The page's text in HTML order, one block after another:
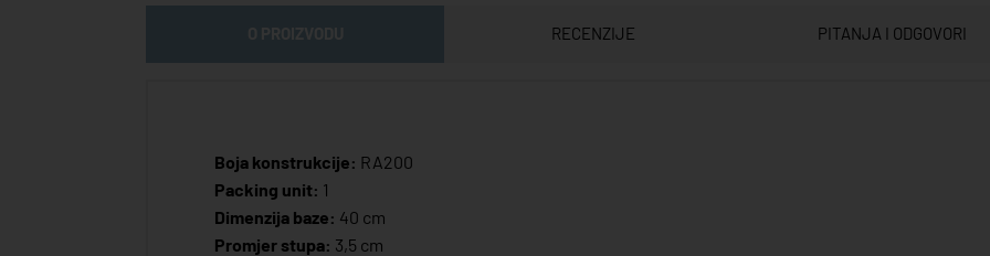
RECENZIJE PITANJA I ODGOVORI
Boja konstrukcije: RA200
Packing unit: 1
Dimenzija baze: 40 cm
Promjer stupa: 3,5 cm